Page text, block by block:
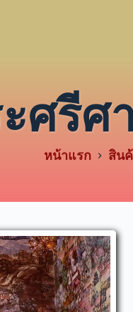
ศรีศ
หน้าแรก สิน